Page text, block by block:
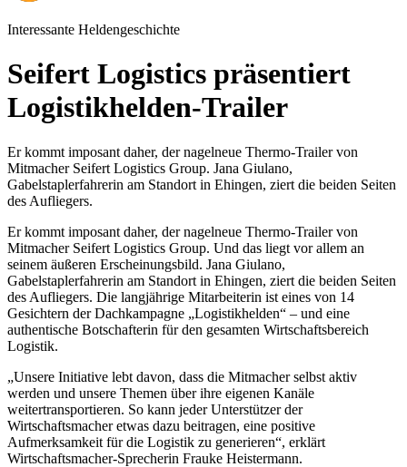
Interessante Heldengeschichte
Seifert Logistics präsentiert
Logistikhelden-Trailer
Er kommt imposant daher, der nagelneue Thermo-Trailer von
Mitmacher Seifert Logistics Group. Jana Giulano,
Gabelstaplerfahrerin am Standort in Ehingen, ziert die beiden Seiten
des Aufliegers.
Er kommt imposant daher, der nagelneue Thermo-Trailer von
Mitmacher Seifert Logistics Group. Und das liegt vor allem an
seinem äußeren Erscheinungsbild. Jana Giulano,
Gabelstaplerfahrerin am Standort in Ehingen, ziert die beiden Seiten
des Aufliegers. Die langjährige Mitarbeiterin ist eines von 14
Gesichtern der Dachkampagne „Logistikhelden“ – und eine
authentische Botschafterin für den gesamten Wirtschaftsbereich
Logistik.
„Unsere Initiative lebt davon, dass die Mitmacher selbst aktiv
werden und unsere Themen über ihre eigenen Kanäle
weitertransportieren. So kann jeder Unterstützer der
Wirtschaftsmacher etwas dazu beitragen, eine positive
Aufmerksamkeit für die Logistik zu generieren“, erklärt
Wirtschaftsmacher-Sprecherin Frauke Heistermann.